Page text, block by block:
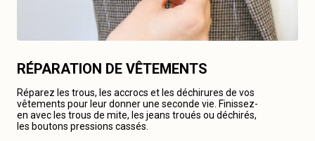
RÉPARATION DE VÊTEMENTS
Réparez les trous, les accrocs et les déchirures de vos
vêtements pour leur donner une seconde vie. Finissez-
en avec les trous de mite, les jeans troués ou déchirés,
les boutons pressions cassés.